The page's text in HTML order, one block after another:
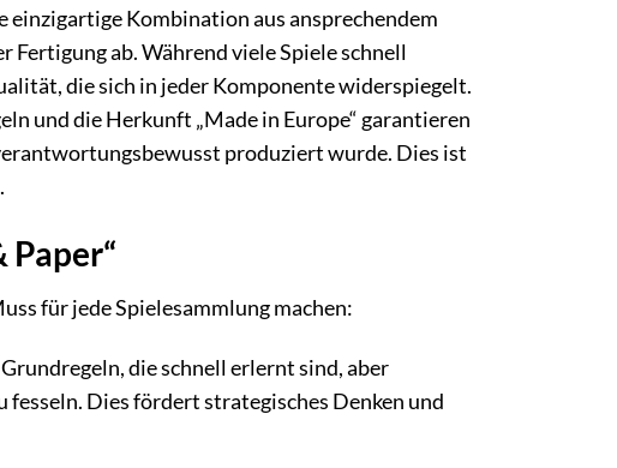
einzigartige Kombination aus ansprechendem
ab. Während viele Spiele schnell
die sich in jeder Komponente widerspiegelt.
und die Herkunft „Made in Europe“ garantieren
produziert wurde. Dies ist
Paper“
für jede Spielesammlung machen:
die schnell erlernt sind, aber
fesseln. Dies fördert strategisches Denken und